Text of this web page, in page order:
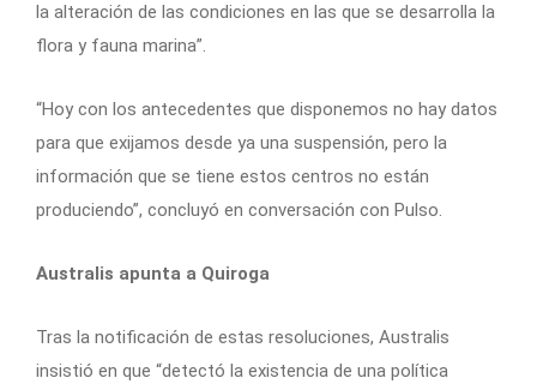
la alteración de las condiciones en las que se desarrolla la
flora y fauna marina”.
“Hoy con los antecedentes que disponemos no hay datos
para que exijamos desde ya una suspensión, pero la
información que se tiene estos centros no están
produciendo”, concluyó en conversación con Pulso.
Australis apunta a Quiroga
Tras la notificación de estas resoluciones, Australis
insistió en que “detectó la existencia de una política